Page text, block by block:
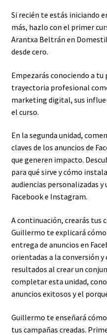
Si recién te estás iniciando
más, hazlo con el primer
Arantxa Beltrán en
desde cero.
Empezarás conociendo a
trayectoria profesional
marketing digital, sus
el curso.
En la segunda unidad,
claves de los anuncios de
que generen impacto.
para qué sirve y cómo
audiencias personalizadas
Facebook e Instagram.
A continuación, crearás tus
Guillermo te explicará
entrega de anuncios en
orientadas a la conversión
resultados al crear un
completar esta unidad,
anuncios exitosos y el
Guillermo te enseñará
tus campañas creadas.